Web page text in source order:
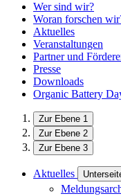
Wer sind wir?
Woran forschen
Aktuelles
Veranstaltungen
Partner und
Presse
Downloads
Organic Battery
Zur Ebene 1
Zur Ebene 2
Zur Ebene 3
Aktuelles